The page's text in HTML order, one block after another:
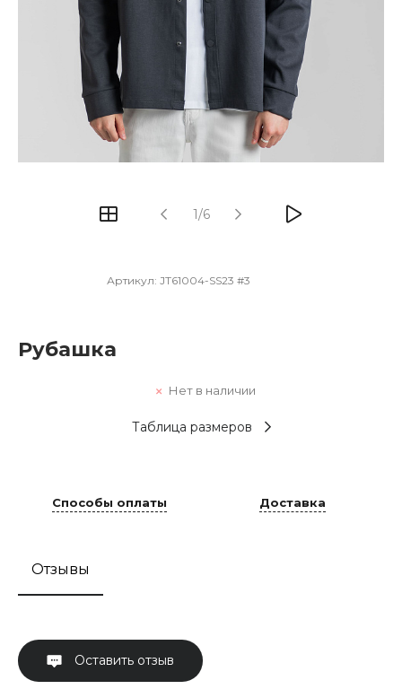
1/6
Артикул: JT61004-SS23 #3
Рубашка
Нет в наличии
Таблица размеров
Способы оплаты Доставка
Отзывы
Оставить отзыв